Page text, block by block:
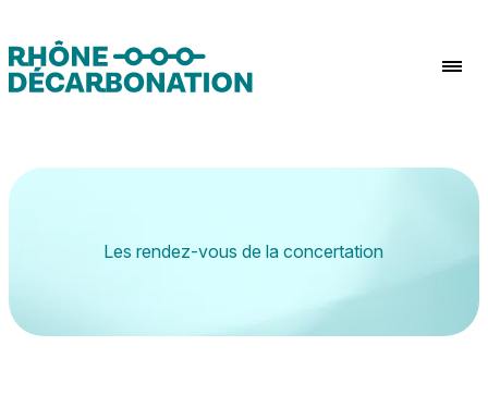
Les rendez-vous de la concertation